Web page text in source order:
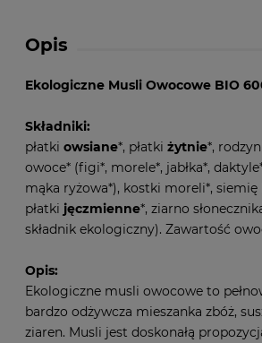
Opis
Ekologiczne Musli Owocowe BIO
Składniki:
płatki owsiane*, płatki żytnie*,
owoce* (figi*, morele*, jabłka*,
mąka ryżowa*), kostki moreli*, siemię
płatki jęczmienne*, ziarno
składnik ekologiczny). Zawartość
Opis:
Ekologiczne musli owocowe to
bardzo odżywcza mieszanka zbóż,
ziaren. Musli jest doskonałą